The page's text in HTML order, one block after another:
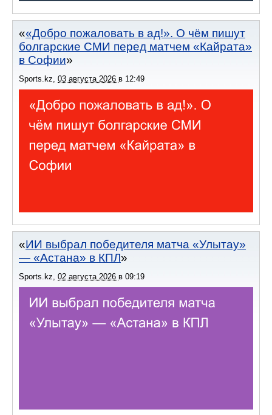
«Добро пожаловать в ад!». О чём пишут
болгарские СМИ перед матчем «Кайрата»
в Софии
Sports.kz 03 августа 2026 в 12:49
ИИ выбрал победителя матча «Улытау»
— «Астана» в КПЛ
Sports.kz 02 августа 2026 в 09:19